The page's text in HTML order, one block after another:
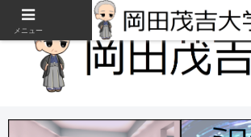
メニュー